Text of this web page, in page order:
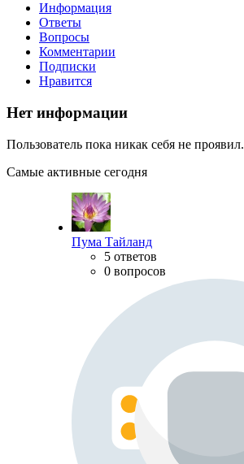
Информация
Ответы
Вопросы
Комментарии
Подписки
Нравится
Нет информации
Пользователь пока никак себя не проявил.
Самые активные сегодня
Пума Тайланд
5 ответов
0 вопросов